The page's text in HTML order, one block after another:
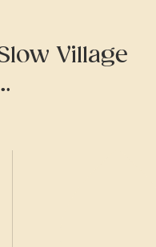
Village